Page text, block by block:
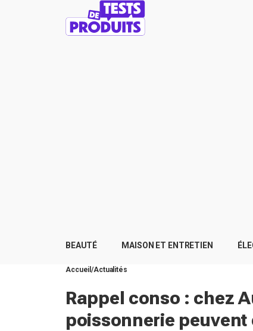
BEAUTÉ MAISON ET ENTRETIEN
Accueil Actualités
Rappel conso : chez
poissonnerie